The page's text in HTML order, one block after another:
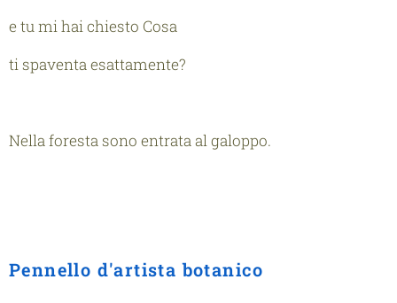
e tu mi hai chiesto Cosa
ti spaventa esattamente?
Nella foresta sono entrata al galoppo.
Pennello d'artista botanico